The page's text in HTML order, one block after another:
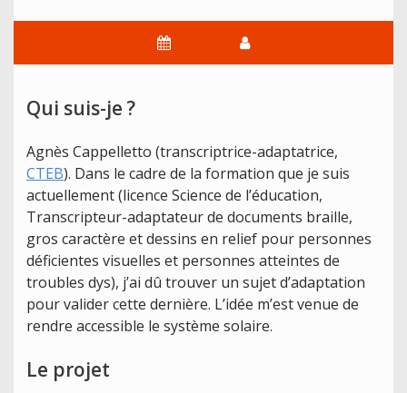
Qui suis-je ?
Agnès Cappelletto (transcriptrice-adaptatrice,
CTEB). Dans le cadre de la formation que je suis
actuellement (licence Science de l’éducation,
Transcripteur-adaptateur de documents braille,
gros caractère et dessins en relief pour personnes
déficientes visuelles et personnes atteintes de
troubles dys), j’ai dû trouver un sujet d’adaptation
pour valider cette dernière. L’idée m’est venue de
rendre accessible le système solaire.
Le projet